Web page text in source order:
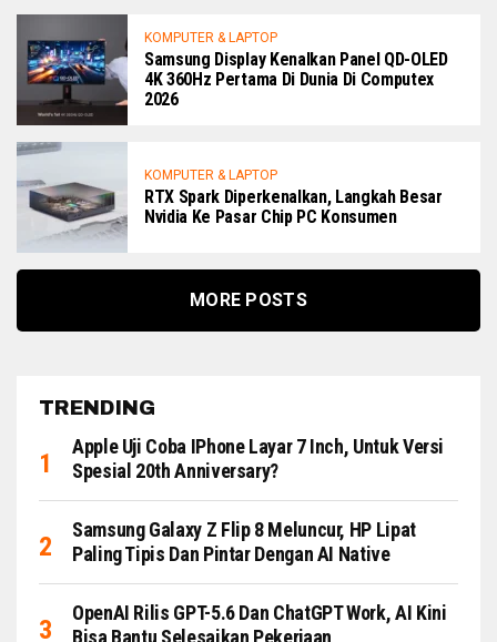
KOMPUTER & LAPTOP
Samsung Display Kenalkan Panel QD-OLED
4K 360Hz Pertama Di Dunia Di Computex
2026
KOMPUTER & LAPTOP
RTX Spark Diperkenalkan, Langkah Besar
Nvidia Ke Pasar Chip PC Konsumen
MORE POSTS
TRENDING
Apple Uji Coba IPhone Layar 7 Inch, Untuk Versi
Spesial 20th Anniversary?
Samsung Galaxy Z Flip 8 Meluncur, HP Lipat
Paling Tipis Dan Pintar Dengan AI Native
OpenAI Rilis GPT-5.6 Dan ChatGPT Work, AI Kini
Bisa Bantu Selesaikan Pekerjaan